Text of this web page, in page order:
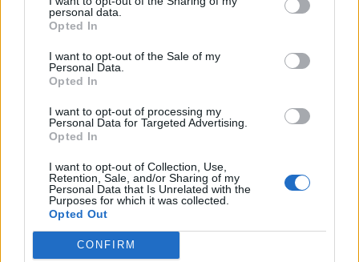
personal data.
Opted In
I want to opt-out of the Sale of my
Personal Data.
Opted In
I want to opt-out of processing my
Personal Data for Targeted Advertising.
Opted In
I want to opt-out of Collection, Use,
Retention, Sale, and/or Sharing of my
Personal Data that Is Unrelated with the
Purposes for which it was collected.
Opted Out
CONFIRM
čia kaltas, o projektuotojai, kurie projektuoja tik vieną
dalį, o ne visą gatvę kompleksiškai. Anksčiau mane
tokie dalykai siutindavo. Tik gatvę suremontavo, jau
vėl kasa, nes užmiršo ar šiluminę trasą, ar kokią
prasideda lopas ant lopo, o tame lope dar vienas lopas.